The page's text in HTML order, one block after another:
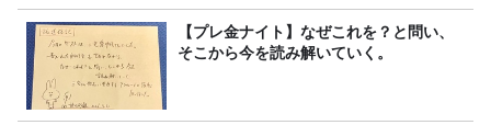
【プレ金ナイト】なぜこれを？と問い、
そこから今を読み解いていく。